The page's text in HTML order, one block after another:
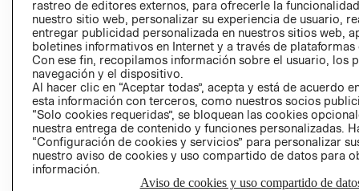
AVISO DE
Perú (S/)
CAMBIAR REGIÓN
rastreo de editores externos, para ofrecerle la
nuestro sitio web, personalizar su experiencia de usuario,
entregar publicidad personalizada en nuestros sitios web,
boletines informativos en Internet y a través de plataformas
Con ese fin, recopilamos información sobre el usuario, los
navegación y el dispositivo.
Al hacer clic en “Aceptar todas”, acepta y está de acuerdo
esta información con terceros, como nuestros socios
“Solo cookies requeridas”, se bloquean las cookies
nuestra entrega de contenido y funciones personalizadas.
“Configuración de cookies y servicios” para personalizar
nuestro aviso de cookies y uso compartido de datos para
información.
Aviso de cookies y uso compartido de